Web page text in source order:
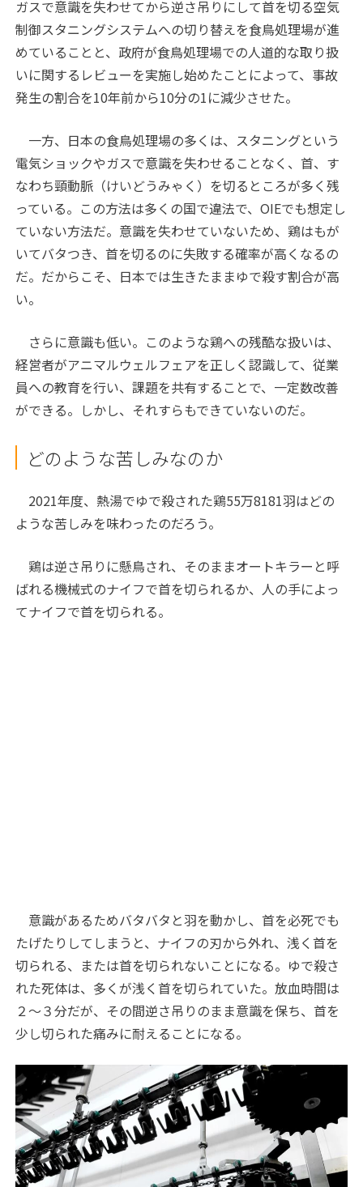
ガスで意識を失わせてから逆さ吊りにして首を切る空気
制御スタニングシステムへの切り替えを食鳥処理場が進
めていることと、政府が食鳥処理場での人道的な取り扱
いに関するレビューを実施し始めたことによって、事故
発生の割合を10年前から10分の1に減少させた。
一方、日本の食鳥処理場の多くは、スタニングという
電気ショックやガスで意識を失わせることなく、首、す
なわち頸動脈（けいどうみゃく）を切るところが多く残
っている。この方法は多くの国で違法で、OIEでも想定し
ていない方法だ。意識を失わせていないため、鶏はもが
いてバタつき、首を切るのに失敗する確率が高くなるの
だ。だからこそ、日本では生きたままゆで殺す割合が高
い。
さらに意識も低い。このような鶏への残酷な扱いは、
経営者がアニマルウェルフェアを正しく認識して、従業
員への教育を行い、課題を共有することで、一定数改善
ができる。しかし、それすらもできていないのだ。
どのような苦しみなのか
2021年度、熱湯でゆで殺された鶏55万8181羽はどの
ような苦しみを味わったのだろう。
鶏は逆さ吊りに懸鳥され、そのままオートキラーと呼
ばれる機械式のナイフで首を切られるか、人の手によっ
てナイフで首を切られる。
意識があるためバタバタと羽を動かし、首を必死でも
たげたりしてしまうと、ナイフの刃から外れ、浅く首を
切られる、または首を切られないことになる。ゆで殺さ
れた死体は、多くが浅く首を切られていた。放血時間は
２～３分だが、その間逆さ吊りのまま意識を保ち、首を
少し切られた痛みに耐えることになる。